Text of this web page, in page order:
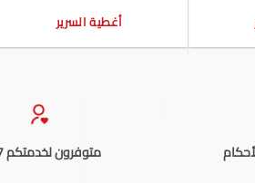
أغطية السرير
متوفرون لخدمتكم 24/7